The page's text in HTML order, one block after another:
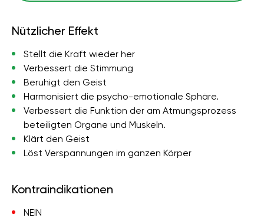
Nützlicher Effekt
Stellt die Kraft wieder her
Verbessert die Stimmung
Beruhigt den Geist
Harmonisiert die psycho-emotionale Sphäre.
Verbessert die Funktion der am Atmungsprozess
beteiligten Organe und Muskeln.
Klärt den Geist
Löst Verspannungen im ganzen Körper
Kontraindikationen
NEIN